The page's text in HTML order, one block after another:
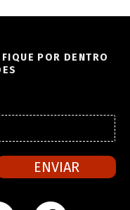
POR DENTRO
ENVIAR